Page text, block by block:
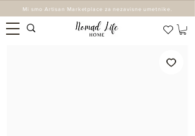
Mi smo Artisan Marketplace za nezavisne umetnike.